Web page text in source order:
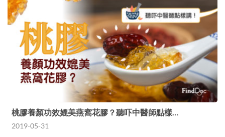
桃膠養顏功效媲美燕窩花膠？聽吓中醫師點樣…
2019-05-31